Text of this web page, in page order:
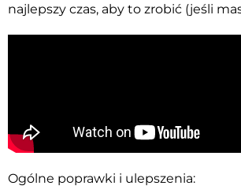
najlepszy czas, aby to zrobić (jeśli
Ogólne poprawki i ulepszenia: